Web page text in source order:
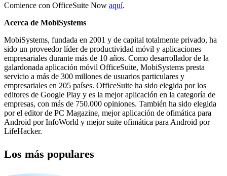
Comience con OfficeSuite Now aquí.
Acerca de MobiSystems
MobiSystems, fundada en 2001 y de capital totalmente privado, ha
sido un proveedor líder de productividad móvil y aplicaciones
empresariales durante más de 10 años. Como desarrollador de la
galardonada aplicación móvil OfficeSuite, MobiSystems presta
servicio a más de 300 millones de usuarios particulares y
empresariales en 205 países. OfficeSuite ha sido elegida por los
editores de Google Play y es la mejor aplicación en la categoría de
empresas, con más de 750.000 opiniones. También ha sido elegida
por el editor de PC Magazine, mejor aplicación de ofimática para
Android por InfoWorld y mejor suite ofimática para Android por
LifeHacker.
Los más populares